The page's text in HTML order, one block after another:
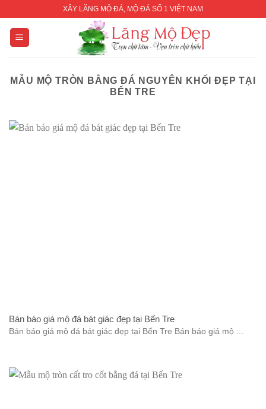
content
XÂY LĂNG MỘ ĐÁ, MỘ ĐÁ SỐ 1 VIỆT NAM
MẪU MỘ TRÒN BẰNG ĐÁ NGUYÊN KHỐI ĐẸP TẠI
BẾN TRE
Bán báo giá mộ đá bát giác đẹp tại Bến Tre
Bán báo giá mộ đá bát giác đẹp tại Bến Tre Bán báo giá mộ ...